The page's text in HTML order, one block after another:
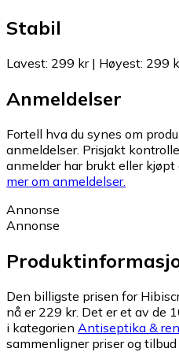
Stabil
Lavest: 299 kr| Høyest: 299
Anmeldelser
Fortell hva du synes om
anmeldelser. Prisjakt
anmelder har brukt eller
mer om anmeldelser.
Annonse
Annonse
Den billigste prisen for
nå er 229 kr. Det er et av de
i kategorien Antiseptika &
sammenligner priser og